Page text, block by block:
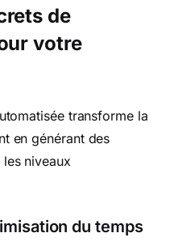
de
votre
transforme la
en générant des
niveaux
du temps